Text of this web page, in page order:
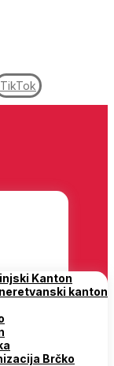
TikTok
Kanton
kanton
Brčko